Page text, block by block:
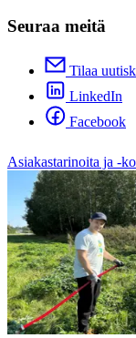
Seuraa meitä
Tilaa
LinkedIn
Facebook
Asiakastarinoita ja -